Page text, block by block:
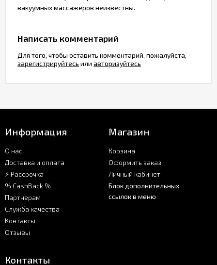
вакуумных массажеров неизвестны.
Написать комментарий
Для того, чтобы оставить комментарий, пожалуйста,
зарегистрируйтесь или авторизуйтесь
Информация
О нас
Доставка и оплата
⚡ Рассрочка
% CashBack %
Партнерам
Служба качества
Контакты
Отзывы
Магазин
Корзина
Оформить заказ
Личный кабинет
Блок дополнительных
ссылок в меню
Контакты